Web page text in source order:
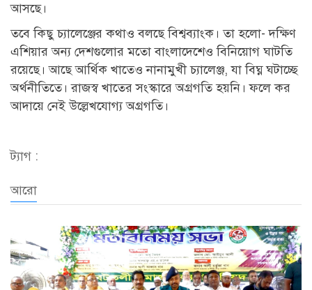
আসছে।
তবে কিছু চ্যালেঞ্জের কথাও বলছে বিশ্বব্যাংক। তা হলো- দক্ষিণ
এশিয়ার অন্য দেশগুলোর মতো বাংলাদেশেও বিনিয়োগ ঘাটতি
রয়েছে। আছে আর্থিক খাতেও নানামুখী চ্যালেঞ্জ, যা বিঘ্ন ঘটাচ্ছে
অর্থনীতিতে। রাজস্ব খাতের সংস্কারে অগ্রগতি হয়নি। ফলে কর
আদায়ে নেই উল্লেখযোগ্য অগ্রগতি।
ট্যাগ :
আরো